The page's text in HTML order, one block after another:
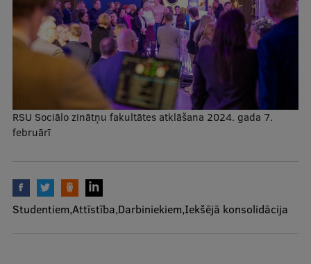
Mobile
galvenā
izvēlne
Studiju iespējas
Pamatstudiju programmas
Maģistra studiju programmas
Rezidentūra
Uzņemšana
RSU Sociālo zinātņu fakultātes atklāšana 2024. gada 7.
februārī
Studentiem Attīstība Darbiniekiem Iekšējā konsolidācija